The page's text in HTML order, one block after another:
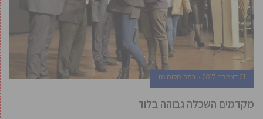
21 דצמבר, 2017 כתב מקומונט
מקדמים השכלה גבוהה בלוד